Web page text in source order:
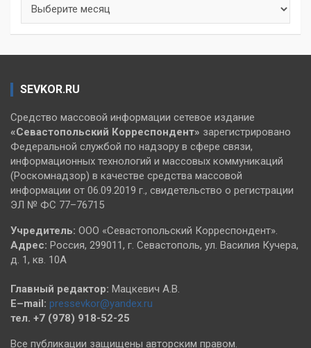
SEVKOR.RU
Средство массовой информации сетевое издание
«Севастопольский Корреспондент» зарегистрировано
Федеральной службой по надзору в сфере связи,
информационных технологий и массовых коммуникаций
(Роскомнадзор) в качестве средства массовой
информации от 06.09.2019 г., свидетельство о регистрации
ЭЛ № ФС 77–76715
Учредитель: ООО «Севастопольский Корреспондент».
Адрес: Россия, 299011, г. Севастополь, ул. Василия Кучера,
д. 1, кв. 10А
Главный редактор: Мацкевич А.В.
E–mail: pressevkor@yandex.ru
тел. +7 (978) 918-52-25
Все публикации защищены авторским правом.